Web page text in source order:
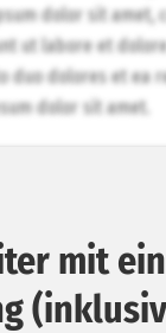
dolor sit amet,
ut labore et
duo dolores et ea
dolor sit amet.
mit